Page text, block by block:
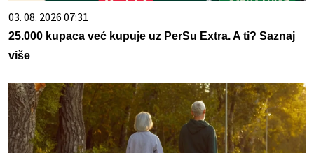
03. 08. 2026 07:31
25.000 kupaca već kupuje uz PerSu Extra. A ti? Saznaj
više